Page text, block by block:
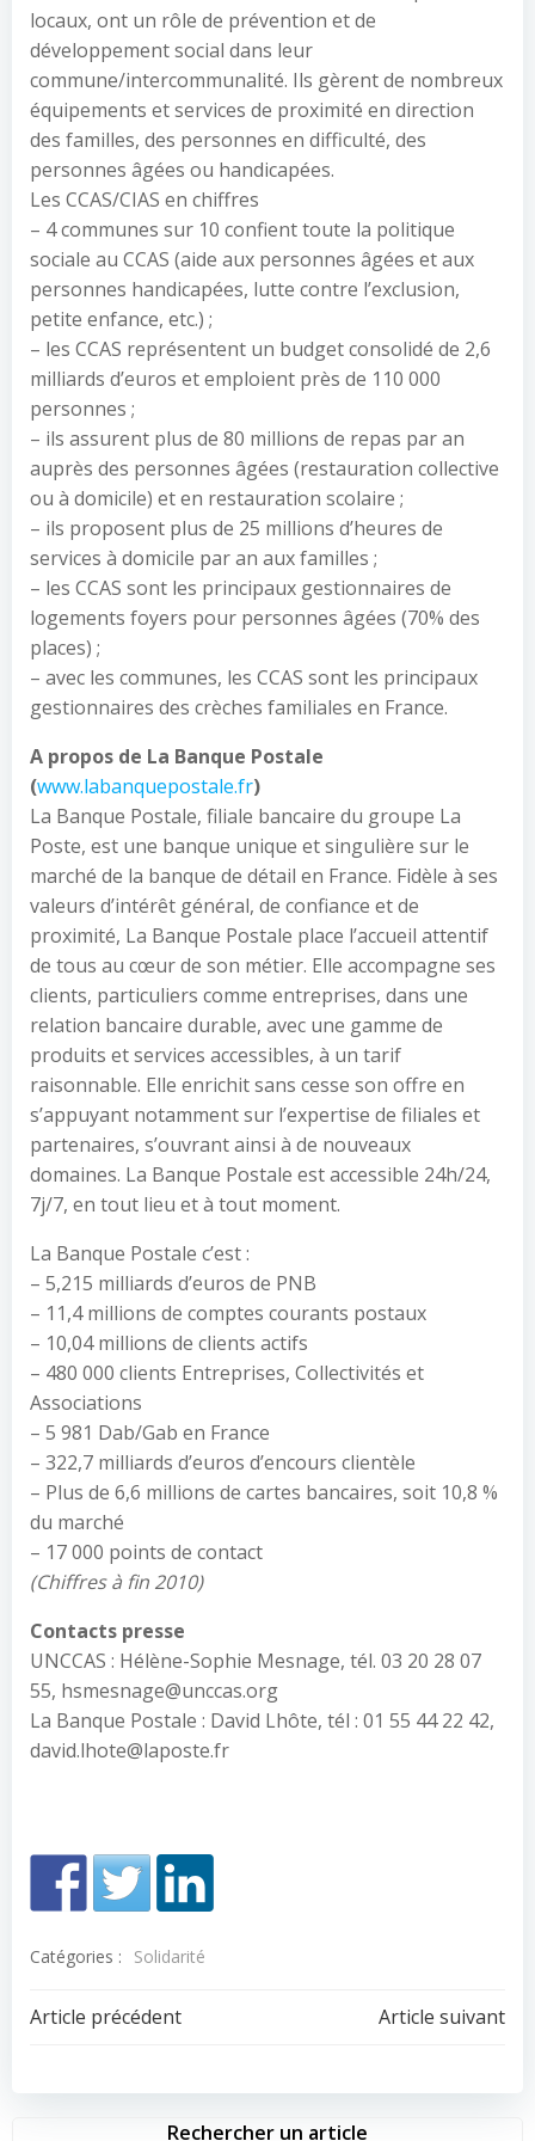
locaux, ont un rôle de prévention et de
développement social dans leur
commune/intercommunalité. Ils gèrent de nombreux
équipements et services de proximité en direction
des familles, des personnes en difficulté, des
personnes âgées ou handicapées.
Les CCAS/CIAS en chiffres
– 4 communes sur 10 confient toute la politique
sociale au CCAS (aide aux personnes âgées et aux
personnes handicapées, lutte contre l’exclusion,
petite enfance, etc.) ;
– les CCAS représentent un budget consolidé de 2,6
milliards d’euros et emploient près de 110 000
personnes ;
– ils assurent plus de 80 millions de repas par an
auprès des personnes âgées (restauration collective
ou à domicile) et en restauration scolaire ;
– ils proposent plus de 25 millions d’heures de
services à domicile par an aux familles ;
– les CCAS sont les principaux gestionnaires de
logements foyers pour personnes âgées (70% des
places) ;
– avec les communes, les CCAS sont les principaux
gestionnaires des crèches familiales en France.
A propos de La Banque Postale
(www.labanquepostale.fr)
La Banque Postale, filiale bancaire du groupe La
Poste, est une banque unique et singulière sur le
marché de la banque de détail en France. Fidèle à ses
valeurs d’intérêt général, de confiance et de
proximité, La Banque Postale place l’accueil attentif
de tous au cœur de son métier. Elle accompagne ses
clients, particuliers comme entreprises, dans une
relation bancaire durable, avec une gamme de
produits et services accessibles, à un tarif
raisonnable. Elle enrichit sans cesse son offre en
s’appuyant notamment sur l’expertise de filiales et
partenaires, s’ouvrant ainsi à de nouveaux
domaines. La Banque Postale est accessible 24h/24,
7j/7, en tout lieu et à tout moment.
La Banque Postale c’est :
– 5,215 milliards d’euros de PNB
– 11,4 millions de comptes courants postaux
– 10,04 millions de clients actifs
– 480 000 clients Entreprises, Collectivités et
Associations
– 5 981 Dab/Gab en France
– 322,7 milliards d’euros d’encours clientèle
– Plus de 6,6 millions de cartes bancaires, soit 10,8 %
du marché
– 17 000 points de contact
(Chiffres à fin 2010)
Contacts presse
UNCCAS : Hélène-Sophie Mesnage, tél. 03 20 28 07
55, hsmesnage@unccas.org
La Banque Postale : David Lhôte, tél : 01 55 44 22 42,
david.lhote@laposte.fr
Catégories : Solidarité
Navigation
de
Article précédent
Navigation
de
Article suivant
Rechercher un article